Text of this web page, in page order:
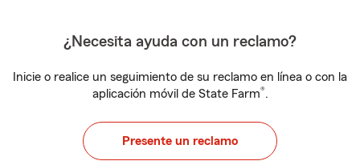
¿Necesita ayuda con un reclamo?
Inicie o realice un seguimiento de su reclamo en línea o con la
aplicación móvil de State Farm®.
Presente un reclamo